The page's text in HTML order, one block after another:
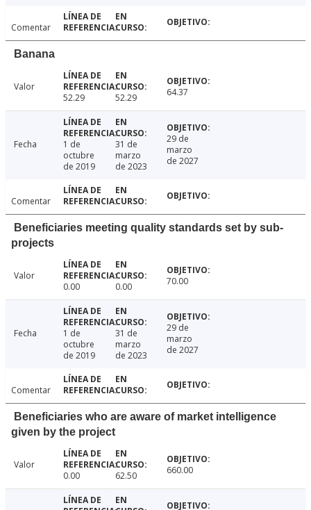
Comentar
Banana
Valor
52.29
52.29 64.37
Fecha
1 de
octubre
de 2019
31 de
marzo
de 2023
29 de
marzo
de 2027
Comentar
Beneficiaries meeting quality standards set by sub-
projects
Valor
0.00
0.00 70.00
Fecha
1 de
octubre
de 2019
31 de
marzo
de 2023
29 de
marzo
de 2027
Comentar
Beneficiaries who are aware of market intelligence
given by the project
Valor
0.00
62.50 660.00